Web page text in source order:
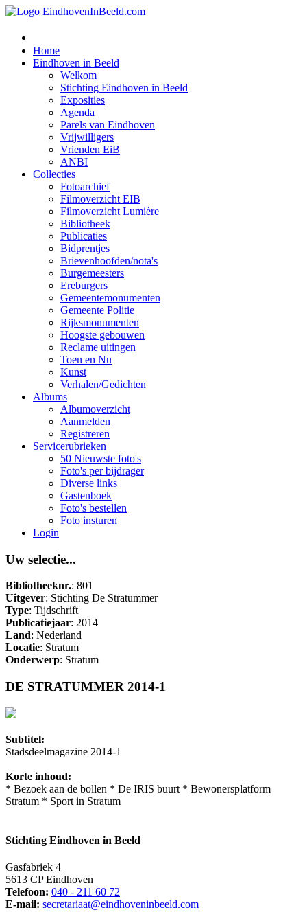
Home
Eindhoven in Beeld
Welkom
Stichting Eindhoven in Beeld
Exposities
Agenda
Parels van Eindhoven
Vrijwilligers
Vrienden EiB
ANBI
Collecties
Fotoarchief
Filmoverzicht EIB
Filmoverzicht Lumière
Bibliotheek
Publicaties
Bidprentjes
Brievenhoofden/nota's
Burgemeesters
Ereburgers
Gemeentemonumenten
Gemeente Politie
Rijksmonumenten
Hoogste gebouwen
Reclame uitingen
Toen en Nu
Kunst
Verhalen/Gedichten
Albums
Albumoverzicht
Aanmelden
Registreren
Servicerubrieken
50 Nieuwste foto's
Foto's per bijdrager
Diverse links
Gastenboek
Foto's bestellen
Foto insturen
Login
Uw selectie...
Bibliotheeknr.: 801
Uitgever: Stichting De Stratummer
Type: Tijdschrift
Publicatiejaar: 2014
Land: Nederland
Locatie: Stratum
Onderwerp: Stratum
DE STRATUMMER 2014-1
Subtitel:
Stadsdeelmagazine 2014-1
Korte inhoud:
* Bezoek aan de bollen * De IRIS buurt * Bewonersplatform
Stratum * Sport in Stratum
Stichting Eindhoven in Beeld
Gasfabriek 4
5613 CP Eindhoven
Telefoon: 040 - 211 60 72
E-mail: secretariaat@eindhoveninbeeld.com